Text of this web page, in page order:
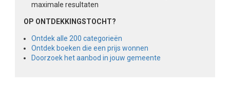
maximale resultaten
OP ONTDEKKINGSTOCHT?
Ontdek alle 200 categorieën
Ontdek boeken die een prijs wonnen
Doorzoek het aanbod in jouw gemeente